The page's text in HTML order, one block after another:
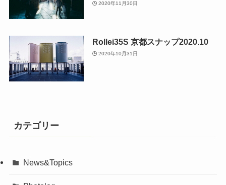
2020年11月30日
Rollei35S 京都スナップ2020.10
2020年10月31日
カテゴリー
News&Topics